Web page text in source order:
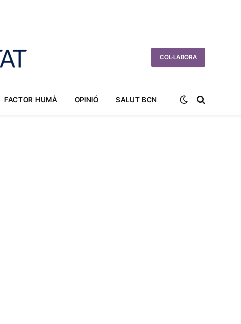
COL·LABORA
FACTOR HUMÀ OPINIÓ SALUT BCN